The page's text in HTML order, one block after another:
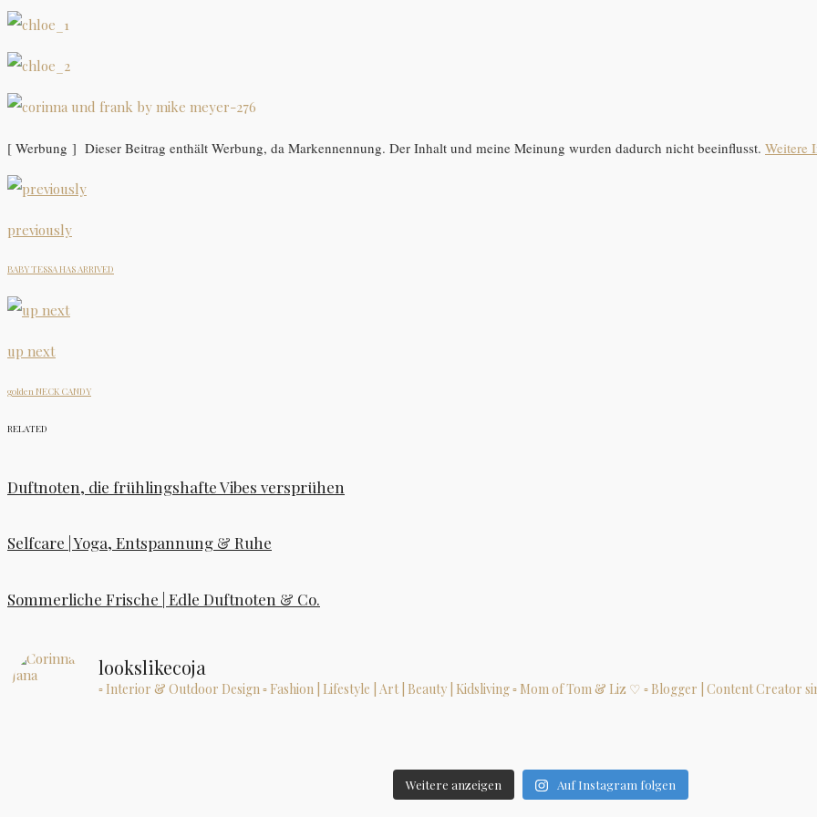
[ Werbung ] Dieser Beitrag enthält Werbung, da Markennennung. Der Inhalt und meine Meinung wurden dadurch nicht beeinflusst. Weitere
previously
BABY TESSA HAS ARRIVED
up next
golden NECK CANDY
RELATED
Duftnoten, die frühlingshafte Vibes versprühen
Selfcare | Yoga, Entspannung & Ruhe
Sommerliche Frische | Edle Duftnoten & Co.
lookslikecoja
▫ Interior & Outdoor Design ▫ Fashion | Lifestyle | Art | Beauty | Kidsliving▫ Mom of Tom & Liz ♡ ▫ Blogger | Content Creator
Weitere anzeigen Auf Instagram folgen